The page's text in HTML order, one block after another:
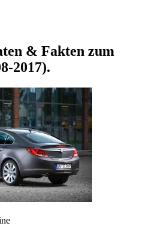
& Fakten zum
2017).